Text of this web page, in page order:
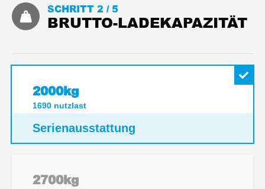
BRUTTO-LADEKAPAZITÄT
SCHRITT 2 / 5
2000kg
1690 nutzlast
Serienausstattung
2700kg